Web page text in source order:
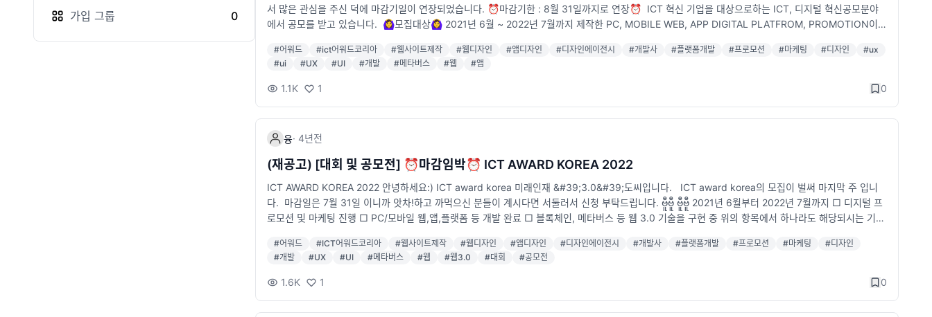
가입 그룹 0
서 많은 관심을 주신 덕에 마감기일이 연장되었습니다. ⏰마감기한 : 8월 31일까지로 연장⏰​ ​ ICT 혁신 기업을 대상으로하는 ICT, 디지털 혁신공모분야
에서 공모를 받고 있습니다. ​ 🙆‍♀️모집대상🙆‍♀️ 2021년 6월 ~ 2022년 7월까지 제작한 PC, MOBILE WEB, APP DIGITAL PLATFROM, PROMOTION이
앱사이트 통합 품질 대상 4) 콘텐츠&마케팅 통합 대상 5) 커뮤니케이션 통합 대상 6) 서비스 혁신 통합 대상 !후보등록! &#39;홈페이지 접수&#39; htt
p://www.ictawardkorea.com ☝️ 링크를 첨부했습니다. 더욱더 자세한 내용이 필요하시다면 링크에 접속하셔서 원하시는 정보를 얻어가시길 바랍니다 ^_
^ 예선평가 - 본선평가로 평가가 진행이 되며 ​ 후보 등록 작품에 대한 다각적 자료조사 & 출품작 자격 검증 & 평가 항목별 배점부여 & 분야별 입상 작품 선
상에 관련하신 분들은 빠른 시일내에 등록하시고, 좋은 혜택을 모두 누리시길 바랍니다.💗
#어워드 #ict어워드코리아 #웹사이트제작 #웹디자인 #앱디자인 #디자인에이전시 #개발사 #플랫폼개발 #프로모션 #마케팅 #디자인 #ux
#ui #UX #UI #개발 #메타버스 #웹 #앱
1.1K 1 0
융· 4년전
(재공고) [대회 및 공모전] ⏰마감임박⏰ ICT AWARD KOREA 2022
ICT AWARD KOREA 2022 안녕하세요:) ICT award korea 미래인재 &#39;3.0&#39;도씨입니다. ICT award korea의 모집이 벌써 마지막 주 입니
다. ​ 마감일은 7월 31일 이니까 앗차!하고 까먹으신 분들이 계시다면 서둘러서 신청 부탁드립니다. ဗီူဗီူ ဗီူဗီူ 2021년 6월부터 2022년 7월까지 □ 디지털 프
로모션 및 마케팅 진행 □ PC/모바일 웹,앱,플랫폼 등 개발 완료 □ 블록체인, 메타버스 등 웹 3.0 기술을 구현 중 위의 항목에서 하나라도 해당되시는 기업
이트> 통합 광고 등등 자그마치 총 500만원의 가치! 혜택을 받으시게 됩니다. ICT AWARD KOREA 2022 홈페이지 ☝️위에 링크를 첨부해두었습니다!!!
홈페이지에서 자세한 내용을 확인하시고, 이번주 7월 31일까지 모집이니, 많은 참여 부탁드립니다-!
#어워드 #ICT어워드코리아 #웹사이트제작 #웹디자인 #앱디자인 #디자인에이전시 #개발사 #플랫폼개발 #프로모션 #마케팅 #디자인
#개발 #UX #UI #메타버스 #웹 #웹3.0 #대회 #공모전
1.6K 1 0